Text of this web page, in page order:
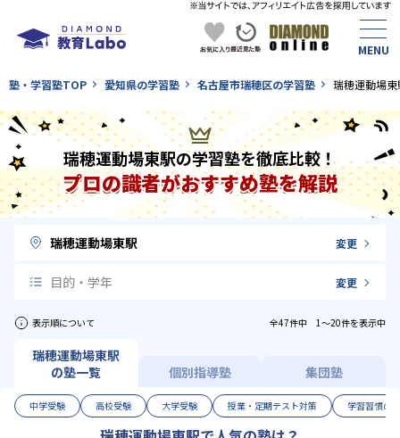
塾・学習塾TOP 愛知県の学習塾 名古屋市瑞穂区の学習塾 瑞穂運動場
瑞穂運動場東駅の学習塾を徹底比較！
プロの識者がおすすめ塾を解説
瑞穂運動場東駅 変更
目的・学年 変更
表示順について 全47件中 1〜20件を表示中
瑞穂運動場東駅
の塾一覧
個別指導塾 集団塾
中学受験 高校受験 大学受験 授業・定期テスト対策 学習習慣の